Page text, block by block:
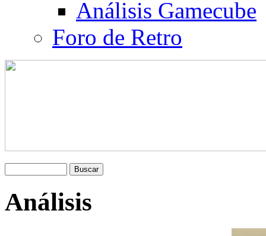
Análisis Gamecube
Foro de Retro
Análisis